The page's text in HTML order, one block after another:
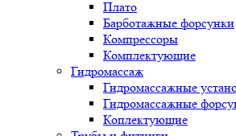
Плато
Барботажные форсунки
Компрессоры
Комплектующие
Гидромассаж
Гидромассажные
Гидромассажные
Коплектующие